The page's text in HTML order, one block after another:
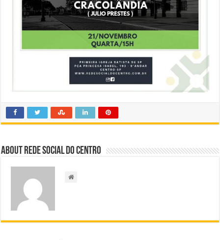
About Rede Social do Centro